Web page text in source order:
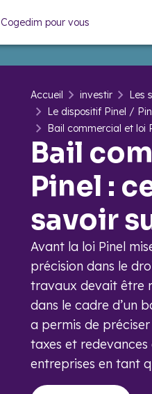
Cogedim pour vous
Accueil investir
Les
Le dispositif Pinel /
Bail commercial et loi
Bail
Pinel :
savoir
Avant la loi Pinel
précision dans le
travaux devait être
dans le cadre d’un
a permis de
taxes et redevances
entreprises en tant